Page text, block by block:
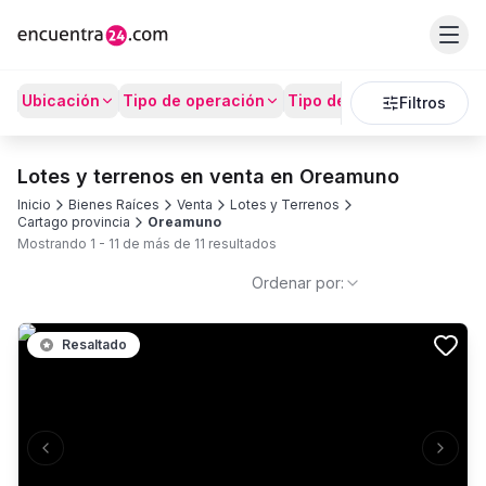
Ubicación Tipo de operación Tipo de Propiedad
Filtros
Lotes y terrenos en venta en Oreamuno
Inicio Bienes Raíces Venta
Lotes y Terrenos
Cartago provincia
Oreamuno
Mostrando 1 - 11 de más de 11 resultados
Ordenar por:
Previous slide Next
Resaltado